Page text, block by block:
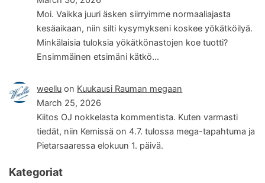
Moi. Vaikka juuri äsken siirryimme normaaliajasta
kesäaikaan, niin silti kysymykseni koskee yökätköilyä.
Minkälaisia tuloksia yökätkönastojen koe tuotti?
Ensimmäinen etsimäni kätkö…
weellu on Kuukausi Rauman megaan
March 25, 2026
Kiitos OJ nokkelasta kommentista. Kuten varmasti
tiedät, niin Kemissä on 4.7. tulossa mega-tapahtuma ja
Pietarsaaressa elokuun 1. päivä.
Kategoriat